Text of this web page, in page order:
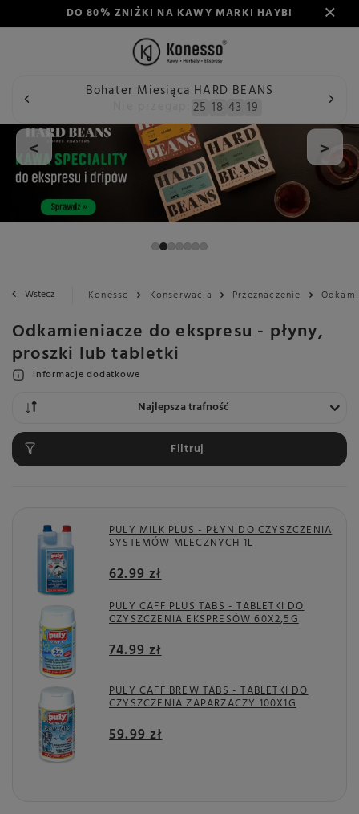
DO 80% ZNIŻKI NA KAWY MARKI HAYB!
Bohater Miesiąca HARD BEANS
25 18 43 18
< >
Wstecz Konesso Konserwacja Przeznaczenie
Odkamieniacze do ekspresu - płyny,
proszki lub tabletki
informacje dodatkowe
Zmień sortowanie
Najlepsza trafność
Filtruj
PULY MILK PLUS - PŁYN DO CZYSZCZENIA
SYSTEMÓW MLECZNYCH 1L
62.99 zł
PULY CAFF PLUS TABS - TABLETKI DO
CZYSZCZENIA EKSPRESÓW 60X2,5G
74.99 zł
PULY CAFF BREW TABS - TABLETKI DO
CZYSZCZENIA ZAPARZACZY 100X1G
59.99 zł